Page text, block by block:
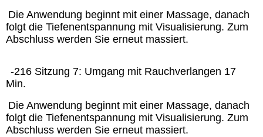
Die Anwendung beginnt mit einer Massage, danach
folgt die Tiefenentspannung mit Visualisierung. Zum
Abschluss werden Sie erneut massiert.
-216 Sitzung 7: Umgang mit Rauchverlangen 17
Min.
Die Anwendung beginnt mit einer Massage, danach
folgt die Tiefenentspannung mit Visualisierung. Zum
Abschluss werden Sie erneut massiert.